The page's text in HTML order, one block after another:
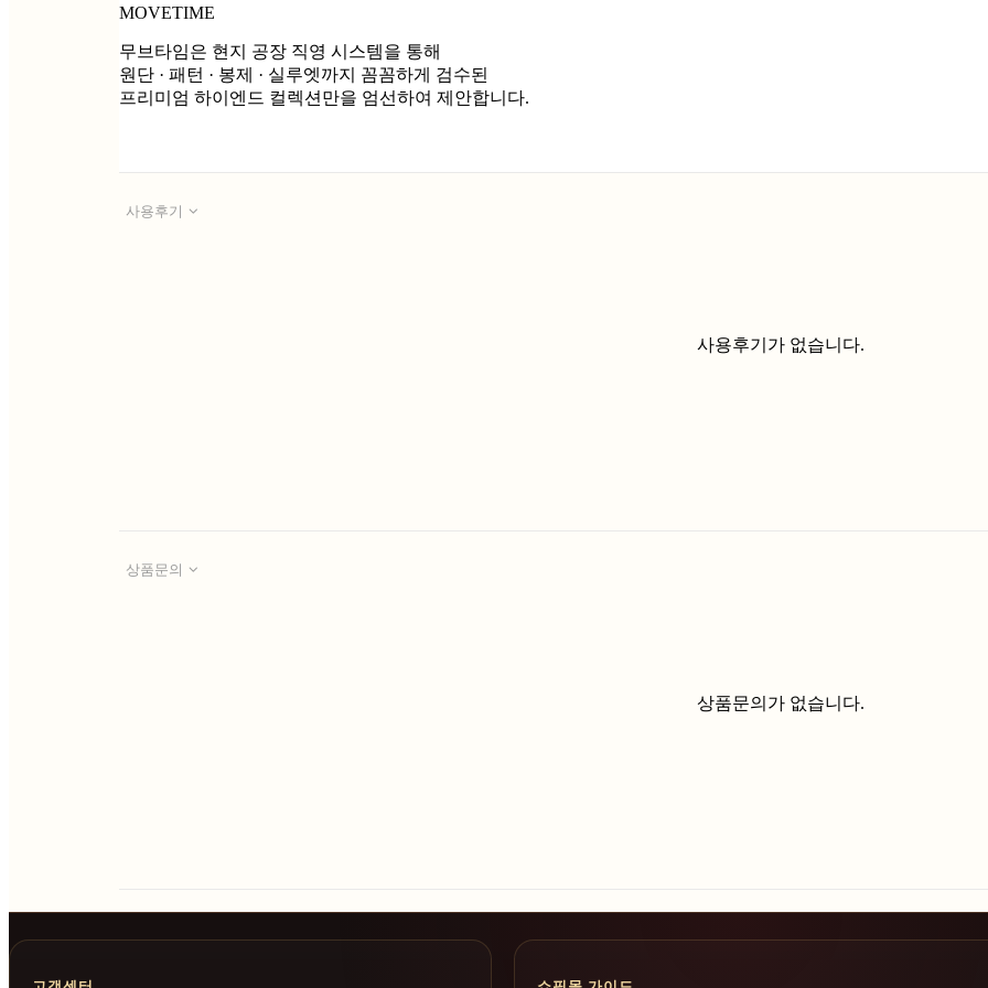
MOVETIME
무브타임은 현지 공장 직영 시스템을 통해
원단 · 패턴 · 봉제 · 실루엣까지 꼼꼼하게 검수된
프리미엄 하이엔드 컬렉션만을 엄선하여 제안합니다.
사용후기
사용후기가 없습니다.
상품문의
상품문의가 없습니다.